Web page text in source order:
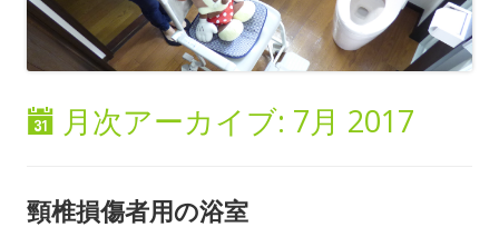
月次アーカイブ: 7月 2017
頸椎損傷者用の浴室